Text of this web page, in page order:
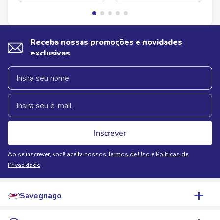
Receba nossas promoções e novidades
exclusivas
Inscrever
Ao se inscrever, você aceita nossos Termos de Uso e Políticas de
Privacidade
Savegnago